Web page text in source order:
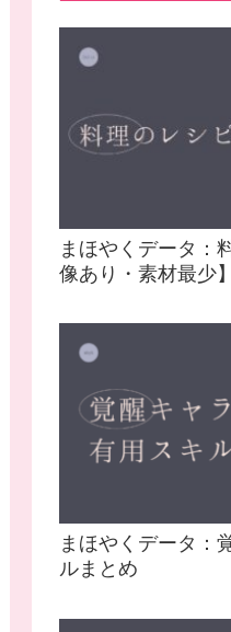
まほやくデータ：
像あり・素材最少】
まほやくデータ：
ルまとめ